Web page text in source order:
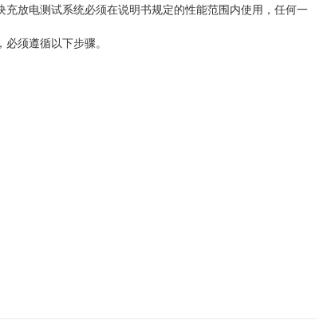
放电测试系统必须在说明书规定的性能范围内使用，任何一
须遵循以下步骤。